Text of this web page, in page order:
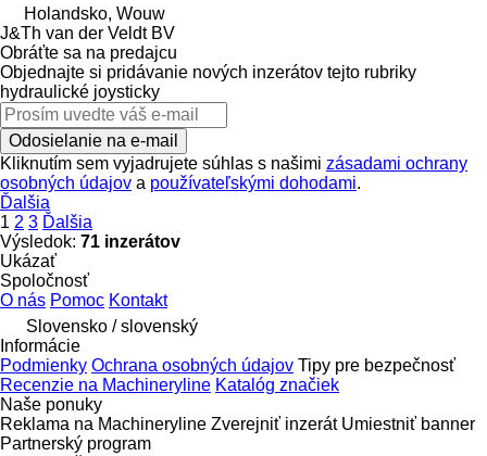
Holandsko, Wouw
J&Th van der Veldt BV
Obráťte sa na predajcu
Objednajte si pridávanie nových inzerátov tejto rubriky
hydraulické joysticky
Odosielanie na e-mail
Kliknutím sem vyjadrujete súhlas s našimi zásadami ochrany
osobných údajov a používateľskými dohodami.
Ďalšia
1 2 3 Ďalšia
Výsledok: 71 inzerátov
Ukázať
Spoločnosť
O nás Pomoc Kontakt
Slovensko / slovenský
Informácie
Podmienky Ochrana osobných údajov Tipy pre bezpečnosť
Recenzie na Machineryline Katalóg značiek
Naše ponuky
Reklama na Machineryline Zverejniť inzerát Umiestniť banner
Partnerský program